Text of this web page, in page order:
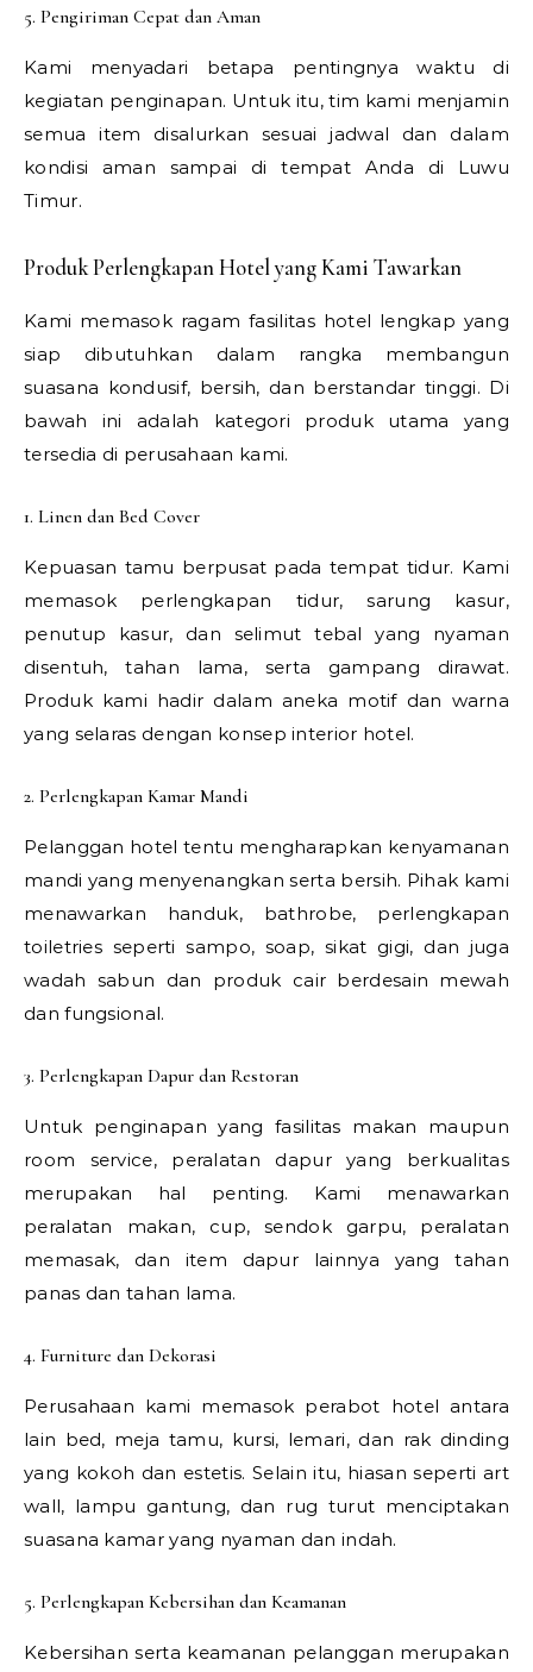
5. Pengiriman Cepat dan Aman
Kami menyadari betapa pentingnya waktu di
kegiatan penginapan. Untuk itu, tim kami menjamin
semua item disalurkan sesuai jadwal dan dalam
kondisi aman sampai di tempat Anda di Luwu
Timur.
Produk Perlengkapan Hotel yang Kami Tawarkan
Kami memasok ragam fasilitas hotel lengkap yang
siap dibutuhkan dalam rangka membangun
suasana kondusif, bersih, dan berstandar tinggi. Di
bawah ini adalah kategori produk utama yang
tersedia di perusahaan kami.
1. Linen dan Bed Cover
Kepuasan tamu berpusat pada tempat tidur. Kami
memasok perlengkapan tidur, sarung kasur,
penutup kasur, dan selimut tebal yang nyaman
disentuh, tahan lama, serta gampang dirawat.
Produk kami hadir dalam aneka motif dan warna
yang selaras dengan konsep interior hotel.
2. Perlengkapan Kamar Mandi
Pelanggan hotel tentu mengharapkan kenyamanan
mandi yang menyenangkan serta bersih. Pihak kami
menawarkan handuk, bathrobe, perlengkapan
toiletries seperti sampo, soap, sikat gigi, dan juga
wadah sabun dan produk cair berdesain mewah
dan fungsional.
3. Perlengkapan Dapur dan Restoran
Untuk penginapan yang fasilitas makan maupun
room service, peralatan dapur yang berkualitas
merupakan hal penting. Kami menawarkan
peralatan makan, cup, sendok garpu, peralatan
memasak, dan item dapur lainnya yang tahan
panas dan tahan lama.
4. Furniture dan Dekorasi
Perusahaan kami memasok perabot hotel antara
lain bed, meja tamu, kursi, lemari, dan rak dinding
yang kokoh dan estetis. Selain itu, hiasan seperti art
wall, lampu gantung, dan rug turut menciptakan
suasana kamar yang nyaman dan indah.
5. Perlengkapan Kebersihan dan Keamanan
Kebersihan serta keamanan pelanggan merupakan